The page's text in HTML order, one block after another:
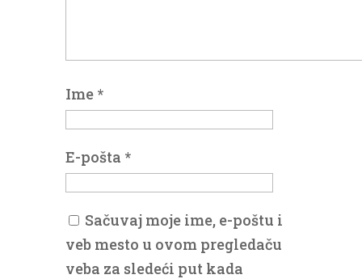
Ime *
E-pošta *
Sačuvaj moje ime, e-poštu i
veb mesto u ovom pregledaču
veba za sledeći put kada